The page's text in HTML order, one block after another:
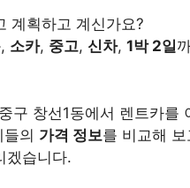
계획하고 계신가요?
, 소카, 중고, 신차, 1박 2일
구 창선1동에서 렌트카를
의 가격 정보를 비교해 보
겠습니다.